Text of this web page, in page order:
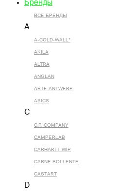
Бренды
ВСЕ БРЕНДЫ
A
A-COLD-WALL*
AKILA
ALTRA
ANGLAN
ARTE ANTWERP
ASICS
C
C.P. COMPANY
CAMPERLAB
CARHARTT WIP
CARNE BOLLENTE
CASTART
D